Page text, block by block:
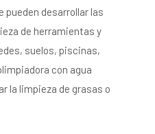
pueden desarrollar las
de herramientas y
suelos, piscinas,
con agua
la limpieza de grasas o